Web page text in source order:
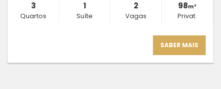
3
Quartos
1
Suíte
2
Vagas
98m²
Privat.
SABER MAIS